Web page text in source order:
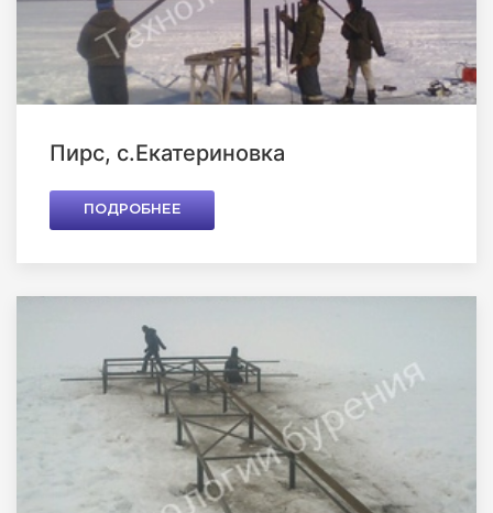
Пирс, с.Екатериновка
ПОДРОБНЕЕ